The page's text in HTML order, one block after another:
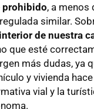
prohibido, a menos
similar.
de nuestra
que esté
más dudas, ya
y vivienda
vial y la